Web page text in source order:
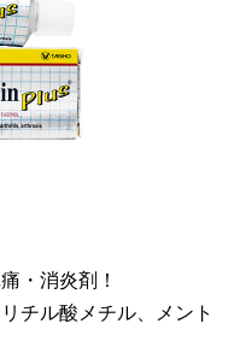
・消炎剤！
チル酸メチル、メント